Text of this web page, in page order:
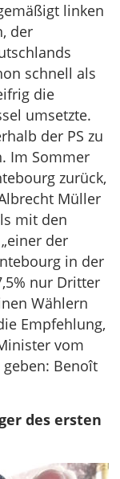
linken
der
schnell als
die
umsetzte.
der PS zu
Im Sommer
zurück,
Müller
mit den
der
in der
nur Dritter
Wählern
Empfehlung,
vom
Benoît
des ersten